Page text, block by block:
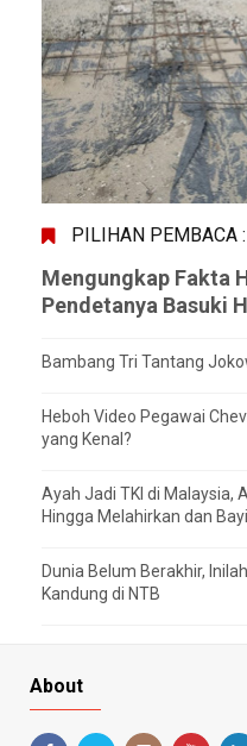
PILIHAN PEMBACA :
Mengungkap Fakta
Pendetanya Basuki
Bambang Tri Tantang
Heboh Video Pegawai
yang Kenal?
Ayah Jadi TKI di Malaysia,
Hingga Melahirkan dan
Dunia Belum Berakhir,
Kandung di NTB
About